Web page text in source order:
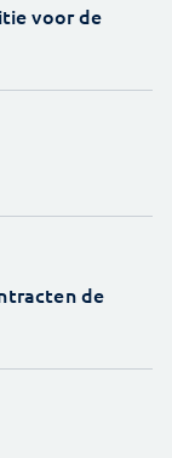
voor de
de